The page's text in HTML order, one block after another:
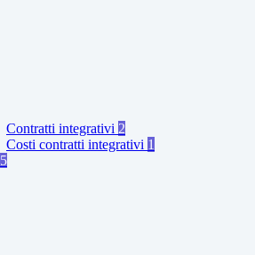
Contratti integrativi 2
Costi contratti integrativi 1
5